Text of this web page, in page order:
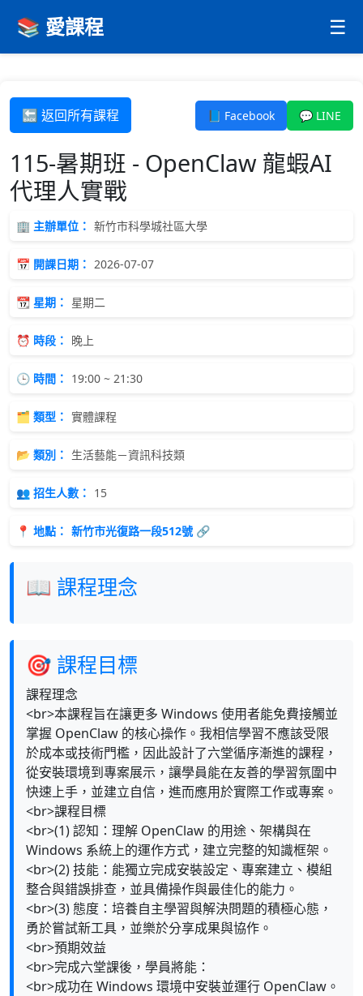
📚 愛課程 ☰
🔙 返回所有課程 📘 Facebook 💬 LINE
115-暑期班 - OpenClaw 龍蝦AI
代理人實戰
🏢 主辦單位： 新竹市科學城社區大學
📅 開課日期： 2026-07-07
📆 星期： 星期二
⏰ 時段： 晚上
🕒 時間： 19:00 ~ 21:30
🗂 類型： 實體課程
📂 類別： 生活藝能－資訊科技類
👥 招生人數： 15
📍 地點： 新竹市光復路一段512號 🔗
📖 課程理念
🎯 課程目標
課程理念
<br>本課程旨在讓更多 Windows 使用者能免費接觸並
掌握 OpenClaw 的核心操作。我相信學習不應該受限
於成本或技術門檻，因此設計了六堂循序漸進的課程，
從安裝環境到專案展示，讓學員能在友善的學習氛圍中
快速上手，並建立自信，進而應用於實際工作或專案。
<br>課程目標
<br>(1) 認知：理解 OpenClaw 的用途、架構與在
Windows 系統上的運作方式，建立完整的知識框架。
<br>(2) 技能：能獨立完成安裝設定、專案建立、模組
整合與錯誤排查，並具備操作與最佳化的能力。
<br>(3) 態度：培養自主學習與解決問題的積極心態，
勇於嘗試新工具，並樂於分享成果與協作。
<br>預期效益
<br>完成六堂課後，學員將能：
<br>成功在 Windows 環境中安裝並運行 OpenClaw。